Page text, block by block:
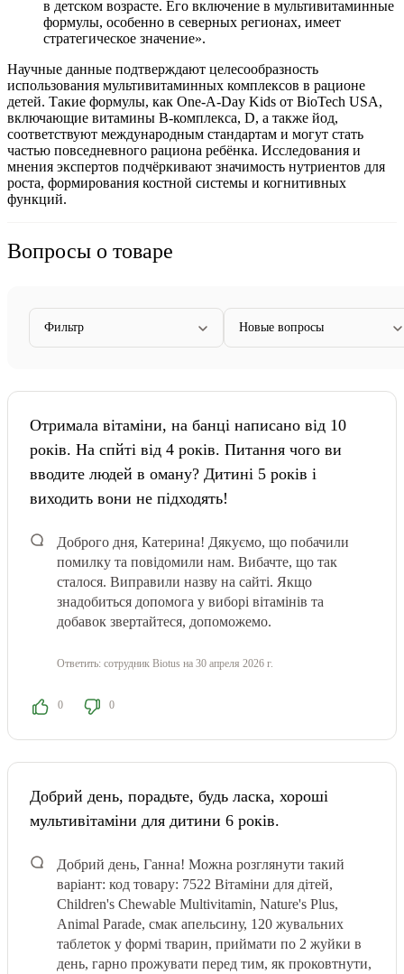
в детском возрасте. Его включение в мультивитаминные
формулы, особенно в северных регионах, имеет
стратегическое значение».
Научные данные подтверждают целесообразность
использования мультивитаминных комплексов в рационе
детей. Такие формулы, как One-A-Day Kids от BioTech USA,
включающие витамины B-комплекса, D, а также йод,
соответствуют международным стандартам и могут стать
частью повседневного рациона ребёнка. Исследования и
мнения экспертов подчёркивают значимость нутриентов для
роста, формирования костной системы и когнитивных
функций.
Вопросы о товаре
Фильтр Новые вопросы
Отримала вітаміни, на банці написано від 10
років. На спйті від 4 років. Питання чого ви
вводите людей в оману? Дитині 5 років і
виходить вони не підходять!
Доброго дня, Катерина! Дякуємо, що побачили
помилку та повідомили нам. Вибачте, що так
сталося. Виправили назву на сайті. Якщо
знадобиться допомога у виборі вітамінів та
добавок звертайтеся, допоможемо.
Ответить: сотрудник Biotus на 30 апреля 2026 г.
0 0
Добрий день, порадьте, будь ласка, хороші
мультивітаміни для дитини 6 років.
Добрий день, Ганна! Можна розглянути такий
варіант: код товару: 7522 Вітаміни для дітей,
Children's Chewable Multivitamin, Nature's Plus,
Animal Parade, смак апельсину, 120 жувальних
таблеток у формі тварин, приймати по 2 жуйки в
день, гарно прожувати перед тим, як проковтнути,